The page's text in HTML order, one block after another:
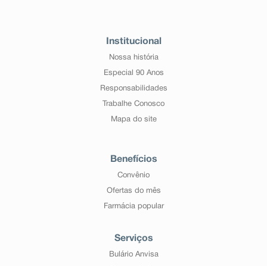
Institucional
Nossa história
Especial 90 Anos
Responsabilidades
Trabalhe Conosco
Mapa do site
Benefícios
Convênio
Ofertas do mês
Farmácia popular
Serviços
Bulário Anvisa